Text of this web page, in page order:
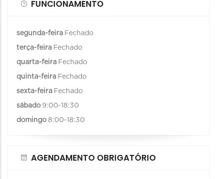
FUNCIONAMENTO
segunda-feira Fechado
terça-feira Fechado
quarta-feira Fechado
quinta-feira Fechado
sexta-feira Fechado
sábado 9:00-18:30
domingo 8:00-18:30
AGENDAMENTO OBRIGATÓRIO